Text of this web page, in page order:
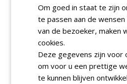
GREEN OUTLET
Iedereen kan gratis
plaatsen via zijn eigen
Om goed in staat te zijn
te passen aan de
van de bezoeker, maken
cookies.
Deze gegevens zijn voor
om voor u een prettige
te kunnen blijven